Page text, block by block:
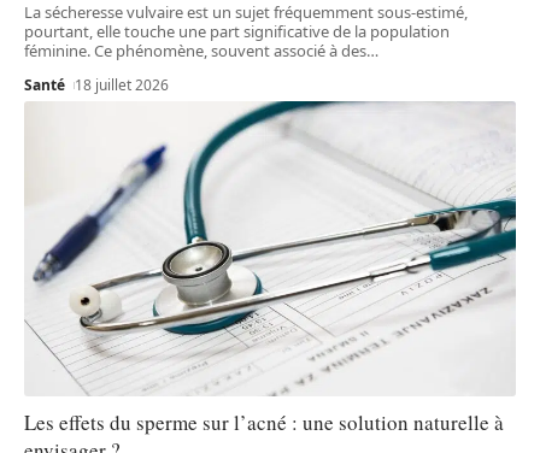
La sécheresse vulvaire est un sujet fréquemment sous-estimé,
pourtant, elle touche une part significative de la population
féminine. Ce phénomène, souvent associé à des…
Santé 18 juillet 2026
Les effets du sperme sur l’acné : une solution naturelle à